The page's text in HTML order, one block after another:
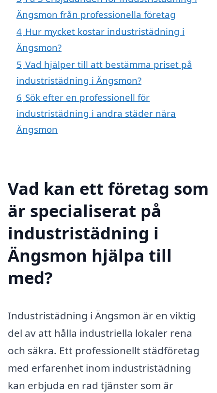
Ängsmon från professionella företag
4 Hur mycket kostar industristädning i
Ängsmon?
5 Vad hjälper till att bestämma priset på
industristädning i Ängsmon?
6 Sök efter en professionell för
industristädning i andra städer nära
Ängsmon
Vad kan ett företag som
är specialiserat på
industristädning i
Ängsmon hjälpa till
med?
Industristädning i Ängsmon är en viktig
del av att hålla industriella lokaler rena
och säkra. Ett professionellt städföretag
med erfarenhet inom industristädning
kan erbjuda en rad tjänster som är